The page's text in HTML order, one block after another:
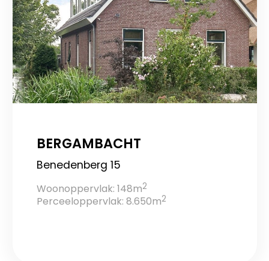
BERGAMBACHT
Benedenberg 15
Woonoppervlak: 148m2
Perceeloppervlak: 8.650m2